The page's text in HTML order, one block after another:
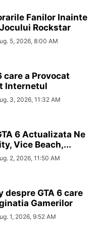
Fanilor Inainte
Rockstar
5, 2026, 8:00 AM
care a Provocat
Internetul
3, 2026, 11:32 AM
6 Actualizata Ne
Vice Beach,...
2, 2026, 11:50 AM
despre GTA 6 care
Gamerilor
1, 2026, 9:52 AM